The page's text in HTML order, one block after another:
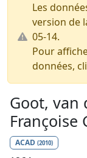
Les
version de
05-14.
Pour
données,
Goot, van
Françoise
ACAD (2010)